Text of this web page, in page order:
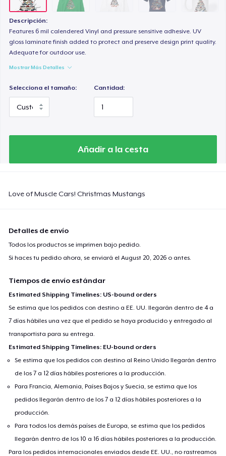
Descripción:
Features 6 mil calendered Vinyl and pressure sensitive adhesive. UV
gloss laminate finish added to protect and preserve design print quality.
Adequate for outdoor use.
Mostrar Más Detalles
Selecciona el tamaño: Cantidad:
Añadir a la cesta
Love of Muscle Cars! Christmas Mustangs
Detalles de envío
Todos los productos se imprimen bajo pedido.
Si haces tu pedido ahora, se enviará elAugust 20, 2026 o antes.
Tiempos de envío estándar
Estimated Shipping Timelines: US-bound orders
Se estima que los pedidos con destino a EE. UU. llegarán dentro de 4 a
7 días hábiles una vez que el pedido se haya producido y entregado al
transportista para su entrega.
Estimated Shipping Timelines: EU-bound orders
Se estima que los pedidos con destino al Reino Unido llegarán dentro
de los 7 a 12 días hábiles posteriores a la producción.
Para Francia, Alemania, Países Bajos y Suecia, se estima que los
pedidos llegarán dentro de los 7 a 12 días hábiles posteriores a la
producción.
Para todos los demás países de Europa, se estima que los pedidos
llegarán dentro de los 10 a 16 días hábiles posteriores a la producción.
Para los pedidos internacionales enviados desde EE. UU., no rastreamos